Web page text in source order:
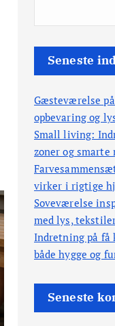
Seneste
Gæsteværelse
opbevaring og
Small living:
zoner og smarte
virker i rigtige
Soveværelse
med lys,
Indretning på få
både hygge og
Seneste